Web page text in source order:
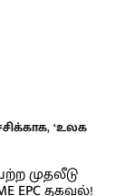
‘உலக